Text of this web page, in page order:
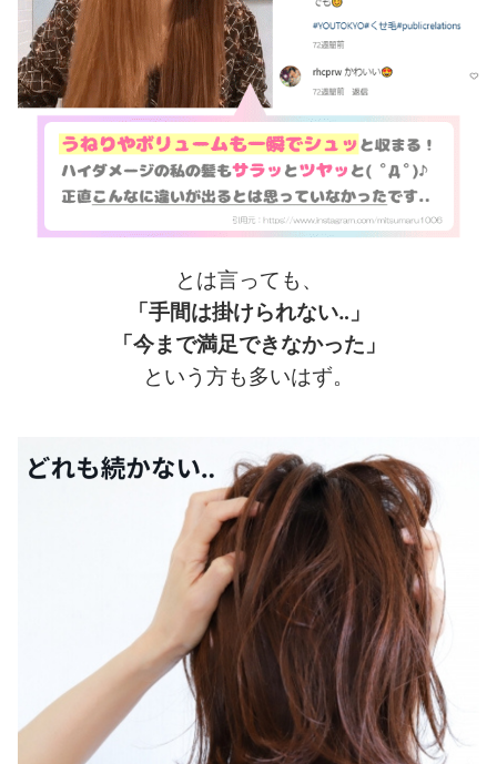
とは言っても、
「手間は掛けられない‥」
「今まで満足できなかった」
という方も多いはず。